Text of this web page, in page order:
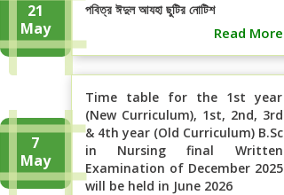
21
May
পবিত্র ঈদুল আযহা ছুটির নোটিশ
Read More
7
May
Time table for the 1st year
(New Curriculum), 1st, 2nd, 3rd
& 4th year (Old Curriculum) B.Sc
in Nursing final Written
Examination of December 2025
will be held in June 2026